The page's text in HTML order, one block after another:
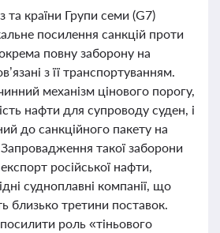
країни Групи семи (G7)
посилення санкцій проти
повну заборону на
з її транспортуванням.
механізм цінового порогу,
нафти для супроводу суден, і
до санкційного пакету на
такої заборони
російської нафти,
судноплавні компанії, що
близько третини поставок.
роль «тіньового